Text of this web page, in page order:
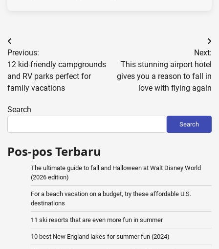
Post
navigation
Previous:
12 kid-friendly campgrounds
and RV parks perfect for
family vacations
Next:
This stunning airport hotel
gives you a reason to fall in
love with flying again
Search
Search
Pos-pos Terbaru
The ultimate guide to fall and Halloween at Walt Disney World
(2026 edition)
For a beach vacation on a budget, try these affordable U.S.
destinations
11 ski resorts that are even more fun in summer
10 best New England lakes for summer fun (2024)